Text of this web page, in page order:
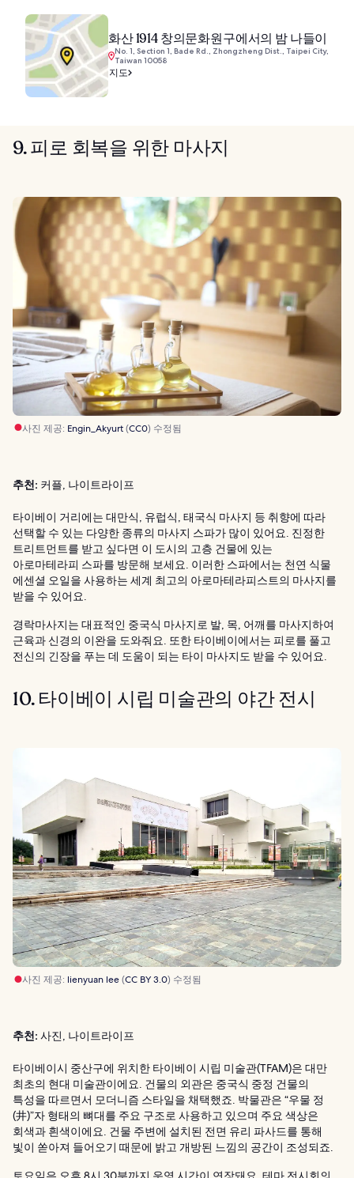
화산 1914 창의문화원구에서의 밤 나들이
No. 1, Section 1, Bade Rd., Zhongzheng Dist., Taipei City,
Taiwan 10058
지도
9. 피로 회복을 위한 마사지
사진 제공: Engin_Akyurt(CC0) 수정됨
추천: 커플, 나이트라이프
타이베이 거리에는 대만식, 유럽식, 태국식 마사지 등 취향에 따라
선택할 수 있는 다양한 종류의 마사지 스파가 많이 있어요. 진정한
트리트먼트를 받고 싶다면 이 도시의 고층 건물에 있는
아로마테라피 스파를 방문해 보세요. 이러한 스파에서는 천연 식물
에센셜 오일을 사용하는 세계 최고의 아로마테라피스트의 마사지를
받을 수 있어요.
경락마사지는 대표적인 중국식 마사지로 발, 목, 어깨를 마사지하여
근육과 신경의 이완을 도와줘요. 또한 타이베이에서는 피로를 풀고
전신의 긴장을 푸는 데 도움이 되는 타이 마사지도 받을 수 있어요.
10. 타이베이 시립 미술관의 야간 전시
사진 제공: lienyuan lee(CC BY 3.0) 수정됨
추천: 사진, 나이트라이프
타이베이시 중산구에 위치한 타이베이 시립 미술관(TFAM)은 대만
최초의 현대 미술관이에요. 건물의 외관은 중국식 중정 건물의
특성을 따르면서 모더니즘 스타일을 채택했죠. 박물관은 “우물 정
(井)”자 형태의 뼈대를 주요 구조로 사용하고 있으며 주요 색상은
회색과 흰색이에요. 건물 주변에 설치된 전면 유리 파사드를 통해
빛이 쏟아져 들어오기 때문에 밝고 개방된 느낌의 공간이 조성되죠.